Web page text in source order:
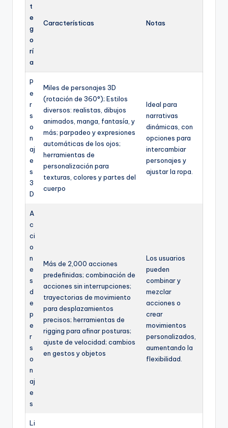
t
e
g
o
rí
a
Características Notas
P
e
r
s
o
n
aj
e
s
3
D
Miles de personajes 3D
(rotación de 360°); Estilos
diversos: realistas, dibujos
animados, manga, fantasía, y
más; parpadeo y expresiones
automáticas de los ojos;
herramientas de
personalización para
texturas, colores y partes del
cuerpo
Ideal para
narrativas
dinámicas, con
opciones para
intercambiar
personajes y
ajustar la ropa.
A
c
ci
o
n
e
s
d
e
p
e
r
s
o
n
aj
e
s
Más de 2,000 acciones
predefinidas; combinación de
acciones sin interrupciones;
trayectorias de movimiento
para desplazamientos
precisos; herramientas de
rigging para afinar posturas;
ajuste de velocidad; cambios
en gestos y objetos
Los usuarios
pueden
combinar y
mezclar
acciones o
crear
movimientos
personalizados,
aumentando la
flexibilidad.
Li